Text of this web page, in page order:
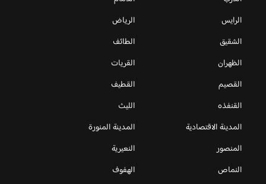
الرايس
الرياض
الشقيق
الطائف
الظهران
القريات
القصيم
القطيف
القنفذه
الليث
المدينة الاقتصادية
المدينة المنورة
المنصور
النعيرية
النماص
الهفوف